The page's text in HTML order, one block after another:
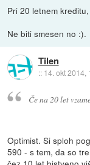
Pri 20 letnem
Ne biti smesen no :).
Tilen
:: 14. okt 2014,
Če na 20 let
Optimist. Si sploh
590 - s tem, da so